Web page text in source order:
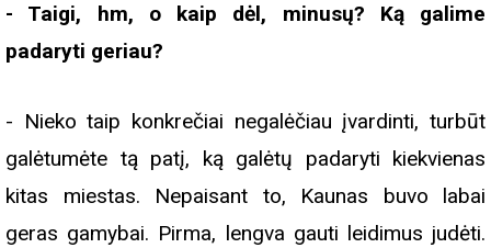
- Taigi, hm, o kaip dėl, minusų? Ką galime
padaryti geriau?
- Nieko taip konkrečiai negalėčiau įvardinti, turbūt
galėtumėte tą patį, ką galėtų padaryti kiekvienas
kitas miestas. Nepaisant to, Kaunas buvo labai
geras gamybai. Pirma, lengva gauti leidimus judėti.